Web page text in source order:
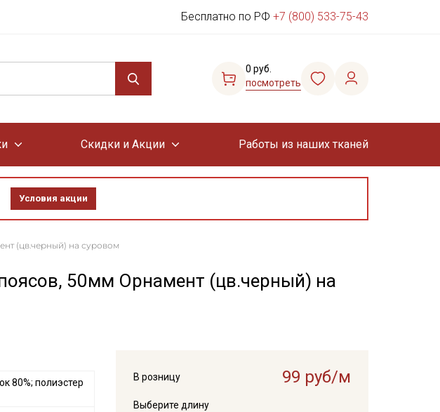
Бесплатно по РФ +7 (800) 533-75-43
0 руб.
посмотреть
Скидки и Акции Работы из наших тканей
Условия акции
(цв.черный) на суровом
50мм Орнамент (цв.черный) на
В розницу 99 руб/м
Выберите длину
80%; полиэстер